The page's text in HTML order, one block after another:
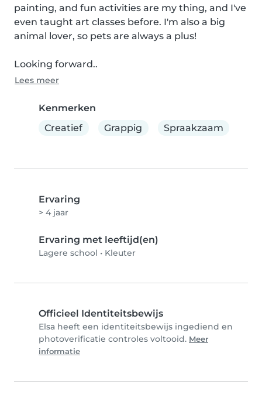
painting, and fun activities are my thing, and I've
even taught art classes before. I'm also a big
animal lover, so pets are always a plus!
Looking forward..
Lees meer
Kenmerken
Creatief
Grappig Spraakzaam
Ervaring
> 4 jaar
Ervaring met leeftijd(en)
Lagere school • Kleuter
Officieel Identiteitsbewijs
Elsa heeft een identiteitsbewijs ingediend en
photoverificatie controles voltooid. Meer
informatie